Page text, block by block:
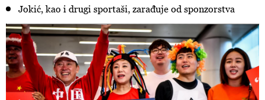
Jokić, kao i drugi sportaši, zarađuje od sponzorstva